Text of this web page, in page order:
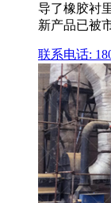
导了橡胶衬
新产品已被
联系电话: